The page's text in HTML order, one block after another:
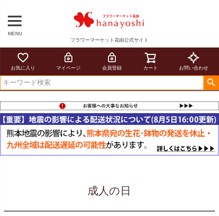
MENU
フラワーマーケット花由公式サイト
お気に入り マイページ 会員登録 カート お問い合わせ
成人の日